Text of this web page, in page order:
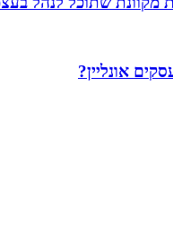
אונליין?